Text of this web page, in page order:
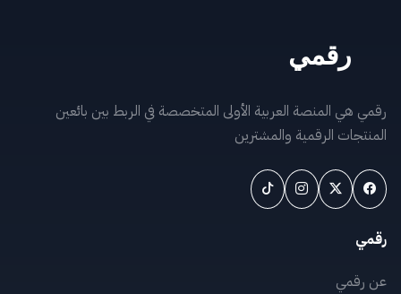
رقمي هي المنصة العربية الأولى المتخصصة في الربط بين بائعين
المنتجات الرقمية والمشترين
رقمي
عن رقمي